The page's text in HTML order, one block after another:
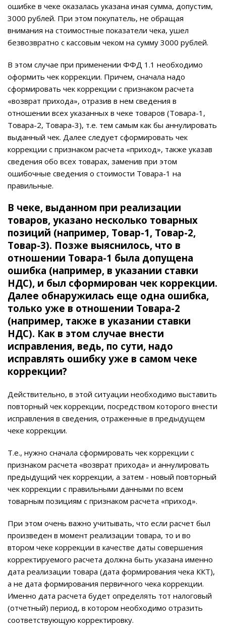
ошибке в чеке оказалась указана иная сумма, допустим,
3000 рублей. При этом покупатель, не обращая
внимания на стоимостные показатели чека, ушел
безвозвратно с кассовым чеком на сумму 3000 рублей.
В этом случае при применении ФФД 1.1 необходимо
оформить чек коррекции. Причем, сначала надо
сформировать чек коррекции с признаком расчета
«возврат прихода», отразив в нем сведения в
отношении всех указанных в чеке товаров (Товара-1,
Товара-2, Товара-3), т.е. тем самым как бы аннулировать
выданный чек. Далее следует сформировать чек
коррекции с признаком расчета «приход», также указав
сведения обо всех товарах, заменив при этом
ошибочные сведения о стоимости Товара-1 на
правильные.
В чеке, выданном при реализации
товаров, указано несколько товарных
позиций (например, Товар-1, Товар-2,
Товар-3). Позже выяснилось, что в
отношении Товара-1 была допущена
ошибка (например, в указании ставки
НДС), и был сформирован чек коррекции.
Далее обнаружилась еще одна ошибка,
только уже в отношении Товара-2
(например, также в указании ставки
НДС). Как в этом случае внести
исправления, ведь, по сути, надо
исправлять ошибку уже в самом чеке
коррекции?
Действительно, в этой ситуации необходимо выставить
повторный чек коррекции, посредством которого внести
исправления в сведения, отраженные в предыдущем
чеке коррекции.
Т.е., нужно сначала сформировать чек коррекции с
признаком расчета «возврат прихода» и аннулировать
предыдущий чек коррекции, а затем - новый повторный
чек коррекции с правильными данными по всем
товарным позициям с признаком расчета «приход».
При этом очень важно учитывать, что если расчет был
произведен в момент реализации товара, то и во
втором чеке коррекции в качестве даты совершения
корректируемого расчета должна быть указана именно
дата реализации товара (дата формирования чека ККТ),
а не дата формирования первичного чека коррекции.
Именно дата расчета будет определять тот налоговый
(отчетный) период, в котором необходимо отразить
соответствующую корректировку.